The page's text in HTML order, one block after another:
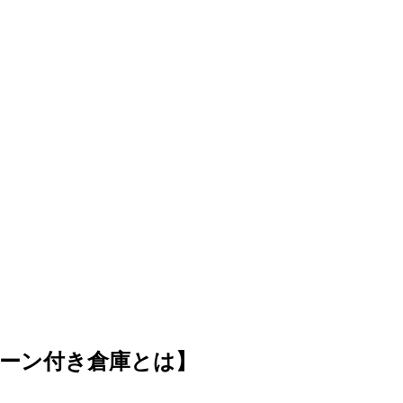
ン付き倉庫とは】